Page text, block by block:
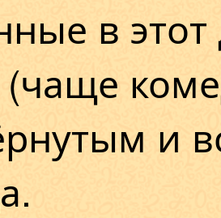
в
(чаще
и